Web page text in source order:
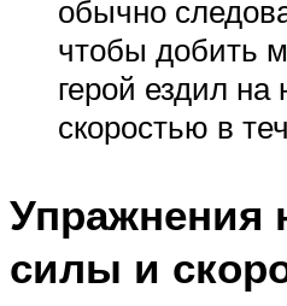
обычно
чтобы добить
герой ездил
скоростью в
Упражнения
силы и